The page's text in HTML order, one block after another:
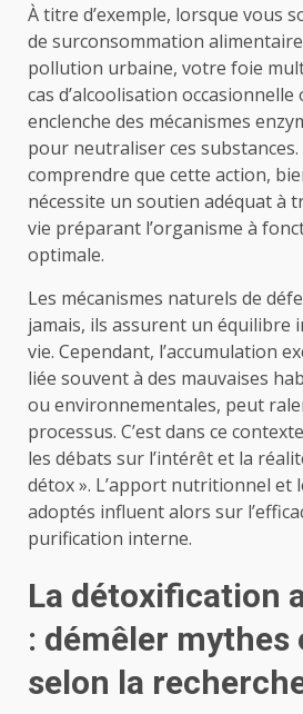
À titre d’exemple, lorsque vous
de surconsommation
pollution urbaine, votre foie
cas d’alcoolisation
enclenche des mécanismes
pour neutraliser ces
comprendre que cette action,
nécessite un soutien adéquat à
vie préparant l’organisme à
optimale.
Les mécanismes naturels de
jamais, ils assurent un équilibre
vie. Cependant, l’accumulation
liée souvent à des mauvaises
ou environnementales, peut
processus. C’est dans ce
les débats sur l’intérêt et la
détox ». L’apport nutritionnel et
adoptés influent alors sur
purification interne.
La détoxification
: démêler mythes
selon la